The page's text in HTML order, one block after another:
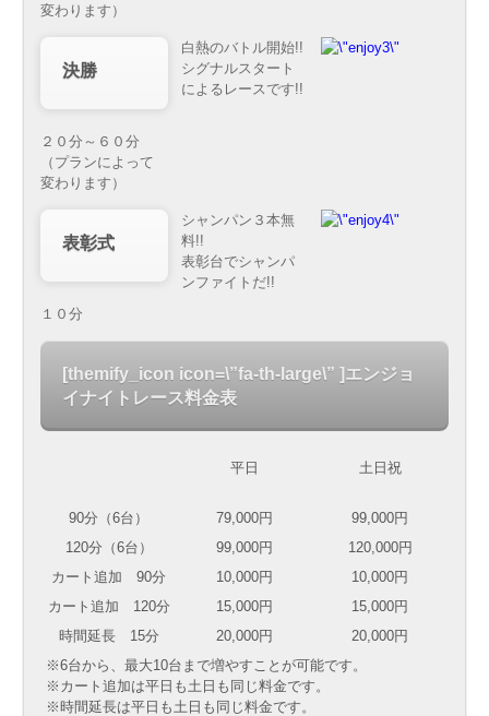
変わります）
決勝
２０分～６０分
（プランによって
変わります）
白熱のバトル開始!!
シグナルスタート
によるレースです!!
表彰式
１０分
シャンパン３本無
料!!
表彰台でシャンパ
ンファイトだ!!
[themify_icon icon=\”fa-th-large\” ]エンジョ
イナイトレース料金表
平日 土日祝
90分（6台） 79,000円
99,000円
120分（6台）
99,000円
120,000円
カート追加 90分
10,000円
10,000円
カート追加 120分
15,000円
15,000円
時間延長 15分
20,000円
20,000円
※6台から、最大10台まで増やすことが可能です。
※カート追加は平日も土日も同じ料金です。
※時間延長は平日も土日も同じ料金です。